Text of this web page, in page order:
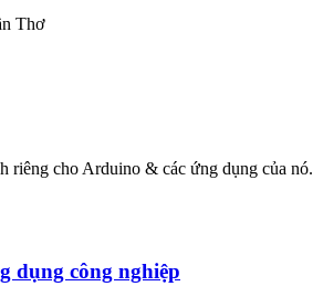
Thơ
riêng cho Arduino & các ứng dụng của nó.
dụng công nghiệp